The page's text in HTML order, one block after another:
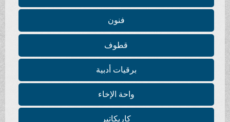
فنون
قطوف
برقيات أدبية
واحة الإخاء
كاريكاتير